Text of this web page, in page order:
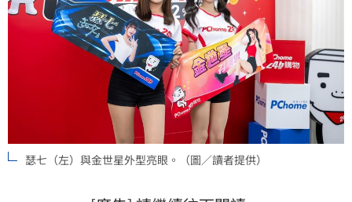
瑟七（左）與金世星外型亮眼。（圖／讀者提供）